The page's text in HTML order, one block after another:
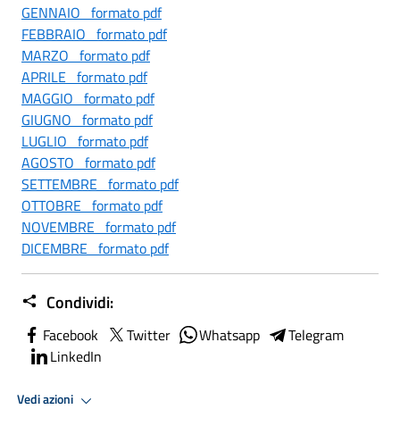
GENNAIO formato pdf
FEBBRAIO formato pdf
MARZO formato pdf
APRILE formato pdf
MAGGIO formato pdf
GIUGNO formato pdf
LUGLIO formato pdf
AGOSTO formato pdf
SETTEMBRE formato pdf
OTTOBRE formato pdf
NOVEMBRE formato pdf
DICEMBRE formato pdf
Condividi:
Facebook Twitter Whatsapp
Telegram
LinkedIn
Vedi azioni